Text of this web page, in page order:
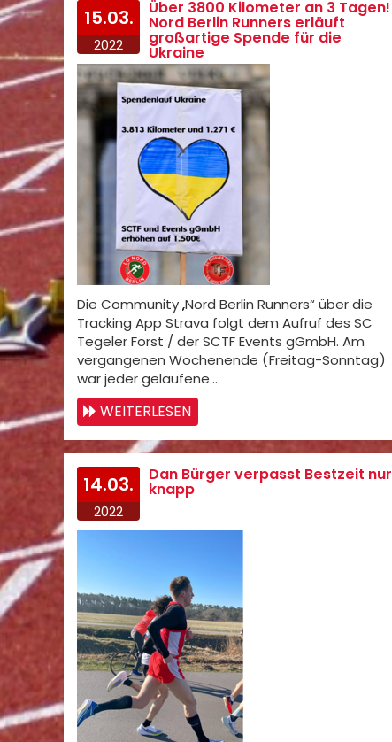
15.03.
2022
Über 3800 Kilometer an 3 Tagen!
Nord Berlin Runners erläuft
großartige Spende für die
Ukraine
Die Community „Nord Berlin Runners“ über die
Tracking App Strava folgt dem Aufruf des SC
Tegeler Forst / der SCTF Events gGmbH. Am
vergangenen Wochenende (Freitag-Sonntag)
war jeder gelaufene…
WEITERLESEN
14.03.
2022
Dan Bürger verpasst Bestzeit nur
knapp